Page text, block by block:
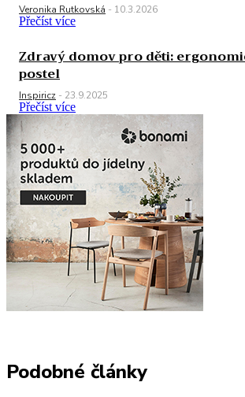
Veronika Rutkovská - 10.3.2026
Přečíst více
Zdravý domov pro děti:
postel
Inspiricz - 23.9.2025
Přečíst více
Podobné články